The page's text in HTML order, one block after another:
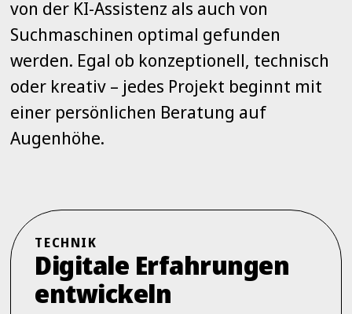
von der KI-Assistenz als auch von
Suchmaschinen optimal gefunden
werden. Egal ob konzeptionell, technisch
oder kreativ – jedes Projekt beginnt mit
einer persönlichen Beratung auf
Augenhöhe.
TECHNIK
Digitale Erfahrungen
entwickeln